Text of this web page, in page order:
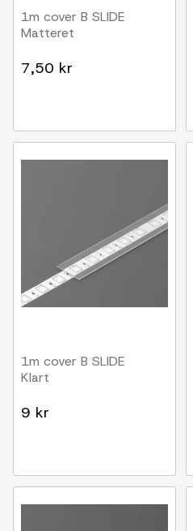
1m cover B SLIDE
Matteret
7,50 kr
1m cover B SLIDE
Klart
9 kr